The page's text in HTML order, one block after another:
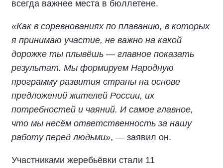
всегда важнее места в бюллетене.
«Как в соревнованиях по плаванию, в которых
я принимаю участие, не важно на какой
дорожке ты плывёшь — главное показать
результат. Мы формируем Народную
программу развития страны на основе
предложений жителей России, их
потребностей и чаяний. И самое главное,
что мы несём ответственность за нашу
работу перед людьми», — заявил он.
Участниками жеребьёвки стали 11